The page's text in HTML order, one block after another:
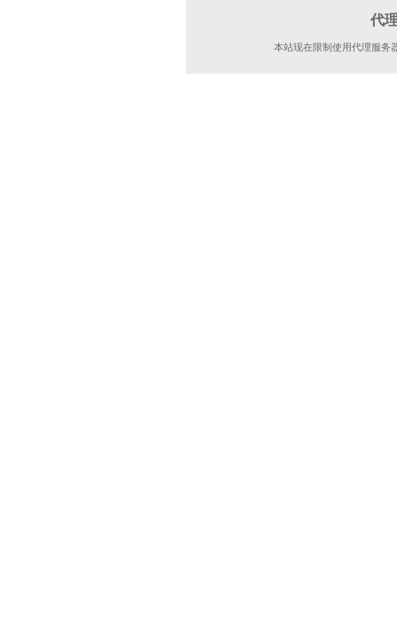
代
本站现在限制使用代理服务